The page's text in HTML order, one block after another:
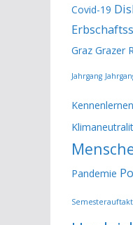
Covid-19
Graz Grazer
Jahrgang
Kennenlernen
Pandemie
Semesterauftakt